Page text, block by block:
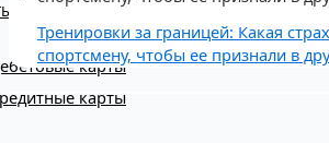
карты
карты
Тренировки за границей: Какая
спортсмену, чтобы ее признали в